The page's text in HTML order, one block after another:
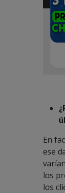
En
ese
los
los